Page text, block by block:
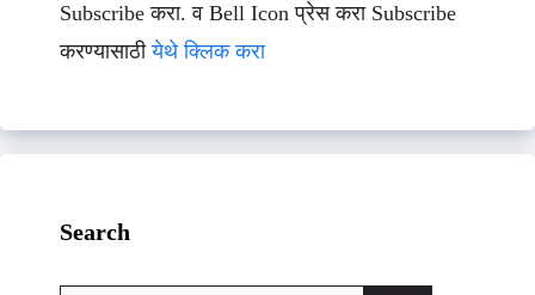
Subscribe करा. व Bell Icon प्रेस करा Subscribe
करण्यासाठीयेथे क्लिक करा
Search